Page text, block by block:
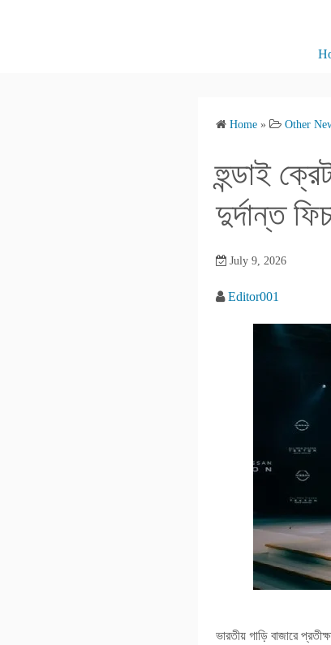
Home » Other
হুন্ডাই
দুর্দান্ত
July 9, 2026
Editor001
ভারতীয় গাড়ি বাজারে